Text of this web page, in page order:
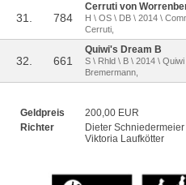
31. 784
Cerruti von
H \ OS \ DB \ 2014 \
Cerruti,
32. 661
Quiwi's Dream B
S \ Rhld \ B \ 2014 \
Bremermann,
Geldpreis
200,00 EUR
Richter
Dieter Schniedermeier
Viktoria Laufkötter